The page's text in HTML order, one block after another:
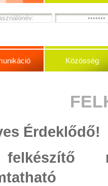
Közösség
Érdeklődő!